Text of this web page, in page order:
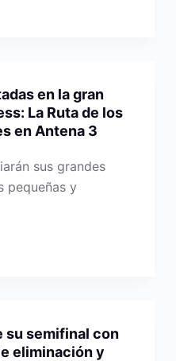
en la gran
La Ruta de los
en Antena 3
sus grandes
pequeñas y
su semifinal con
eliminación y